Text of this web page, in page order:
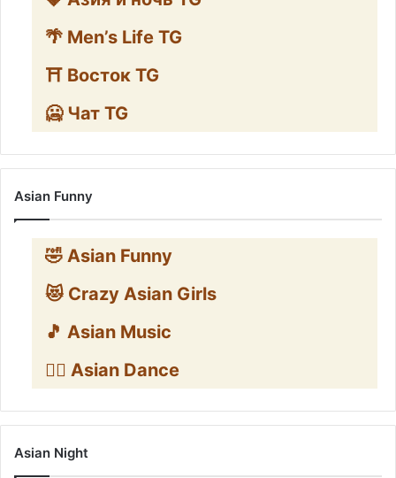
🌴 Men’s Life TG
⛩️ Восток TG
🥶 Чат TG
Asian Funny
🤣 Asian Funny
😻 Crazy Asian Girls
🎵 Asian Music
👯‍♀️ Asian Dance
Asian Night